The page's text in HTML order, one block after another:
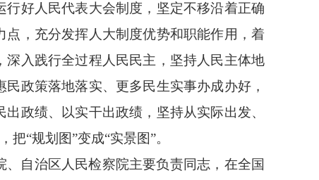
好人民代表大会制度，坚定不移沿着正确
，充分发挥人大制度优势和职能作用，着
入践行全过程人民民主，坚持人民主体地
政策落地落实、更多民生实事办成办好，
政绩、以实干出政绩，坚持从实际出发、
“规划图”变成“实景图”。
自治区人民检察院主要负责同志，在全国